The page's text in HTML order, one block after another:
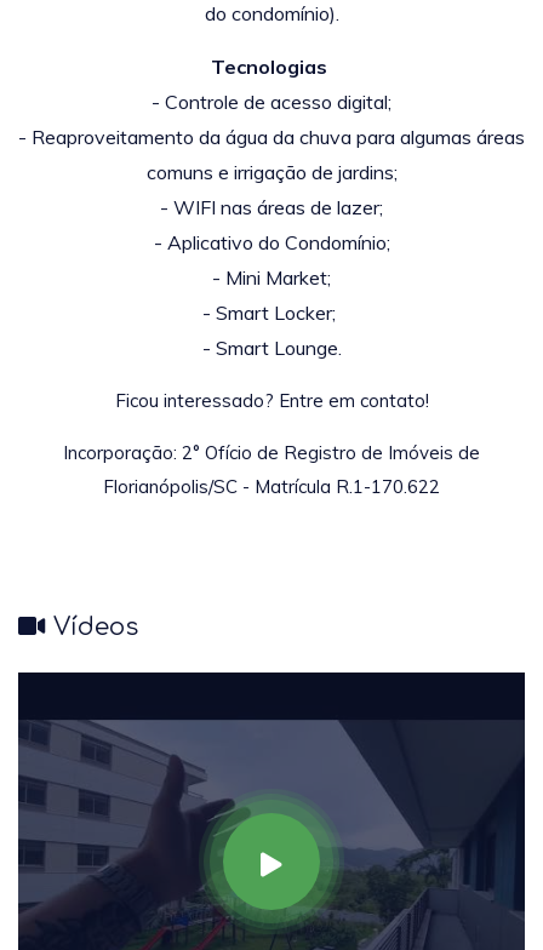
do condomínio).
Tecnologias
- Controle de acesso digital;
- Reaproveitamento da água da chuva para algumas áreas
comuns e irrigação de jardins;
- WIFI nas áreas de lazer;
- Aplicativo do Condomínio;
- Mini Market;
- Smart Locker;
- Smart Lounge.
Ficou interessado? Entre em contato!
Incorporação: 2° Ofício de Registro de Imóveis de
Florianópolis/SC - Matrícula R.1-170.622
Vídeos